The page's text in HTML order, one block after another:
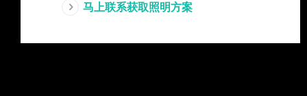
马上联系获取照明方案